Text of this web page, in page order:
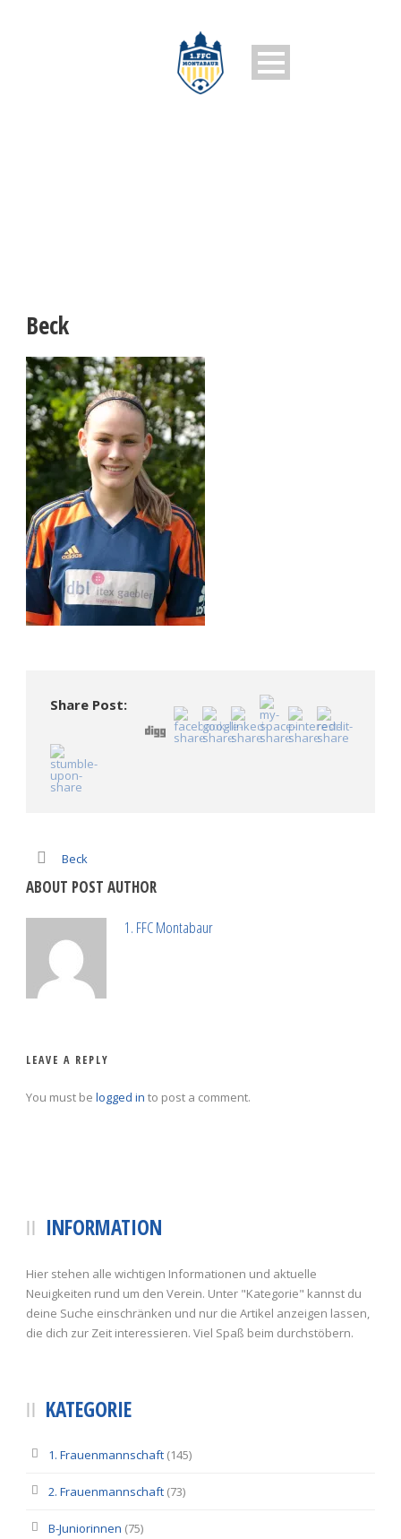
Beck
Share Post:
Beck
ABOUT POST AUTHOR
1. FFC Montabaur
LEAVE A REPLY
You must be logged in to post a comment.
INFORMATION
Hier stehen alle wichtigen Informationen und aktuelle
Neuigkeiten rund um den Verein. Unter "Kategorie" kannst du
deine Suche einschränken und nur die Artikel anzeigen lassen,
die dich zur Zeit interessieren. Viel Spaß beim durchstöbern.
KATEGORIE
1. Frauenmannschaft (145)
2. Frauenmannschaft (73)
B-Juniorinnen (75)